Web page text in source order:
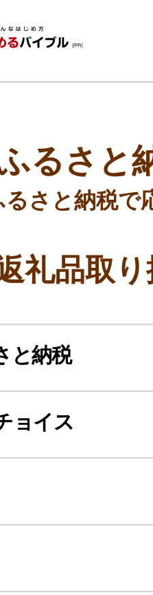
る返礼品
底比較
るさと
さと納税で
礼品取
と納税
ョイス